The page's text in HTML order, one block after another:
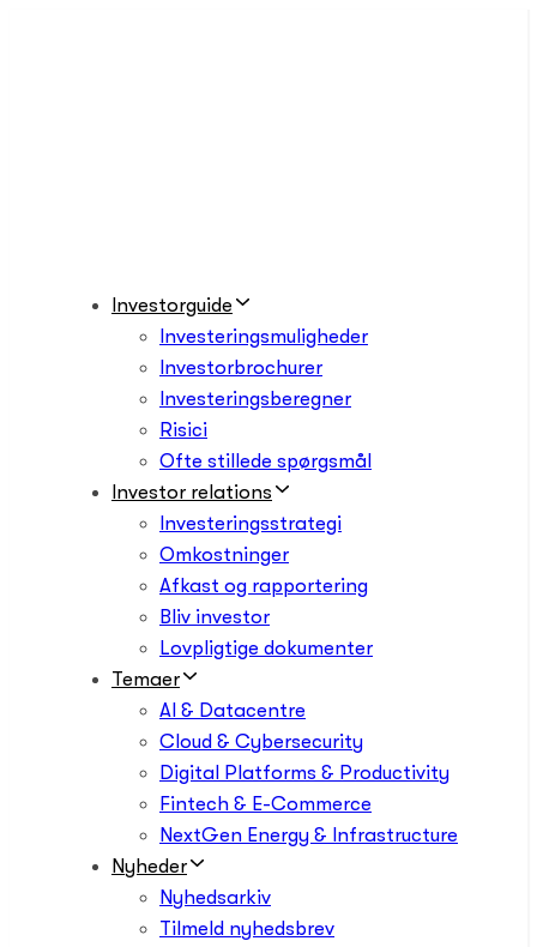
Investorguide
Investeringsmuligheder
Investorbrochurer
Investeringsberegner
Risici
Ofte stillede spørgsmål
Investor relations
Investeringsstrategi
Omkostninger
Afkast og rapportering
Bliv investor
Lovpligtige dokumenter
Temaer
AI & Datacentre
Cloud & Cybersecurity
Digital Platforms & Productivity
Fintech & E-Commerce
NextGen Energy & Infrastructure
Nyheder
Nyhedsarkiv
Tilmeld nyhedsbrev